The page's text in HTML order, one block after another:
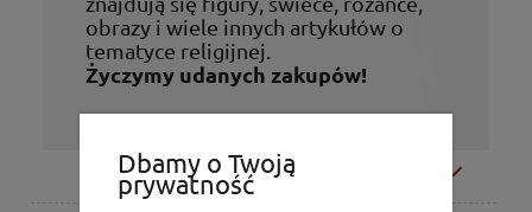
obrazy i wiele innych artykułów o
tematyce religijnej.
Życzymy udanych zakupów!
Moje konto
Dbamy o Twoją
prywatność